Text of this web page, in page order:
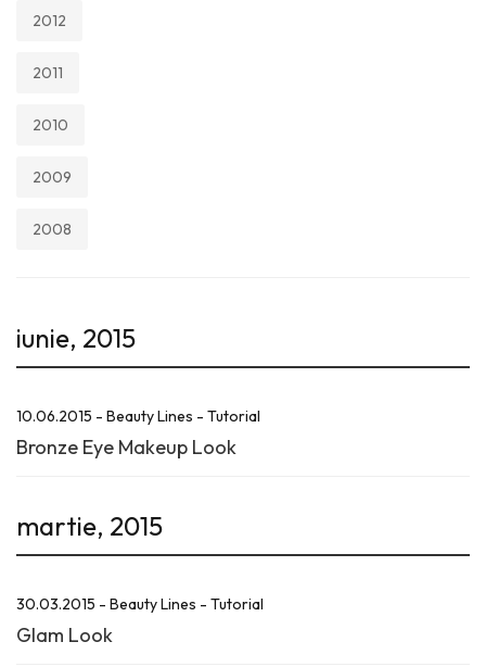
2012
2011
2010
2009
2008
iunie, 2015
10.06.2015 - Beauty Lines - Tutorial
Bronze Eye Makeup Look
martie, 2015
30.03.2015 - Beauty Lines - Tutorial
Glam Look